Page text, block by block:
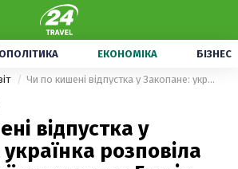
ЕКОНОМІКА БІЗНЕС
Чи по кишені відпустка у Закопане: українка розповіла про всі свої витрати за 5 днів
відпустка у
розповіла